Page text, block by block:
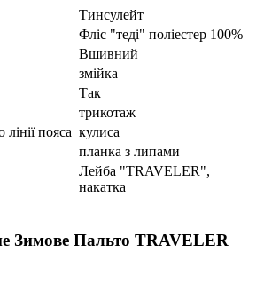
Тинсулейт
Фліс "теді" поліестер 100%
Вшивний
змійка
Так
трикотаж
пояса кулиса
планка з липами
Лейба "TRAVELER",
накатка
Зимове Пальто TRAVELER